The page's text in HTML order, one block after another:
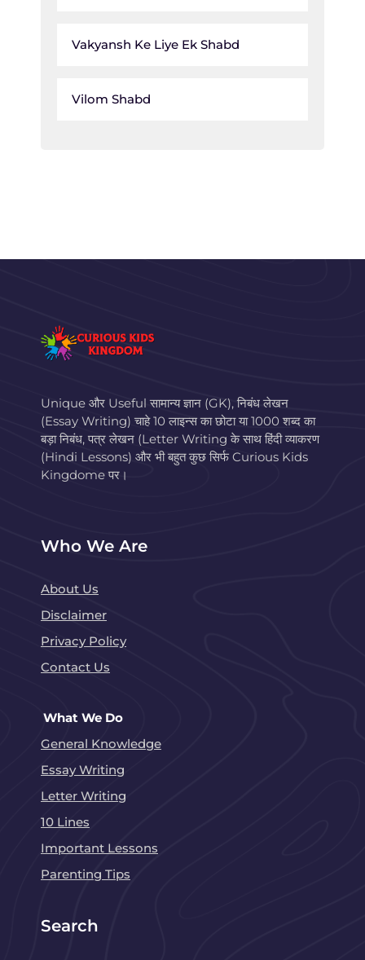
Vakyansh Ke Liye Ek Shabd
Vilom Shabd
Unique और Useful सामान्य ज्ञान (GK), निबंध लेखन
(Essay Writing) चाहे 10 लाइन्स का छोटा या 1000 शब्द का
बड़ा निबंध, पत्र लेखन (Letter Writing के साथ हिंदी व्याकरण
(Hindi Lessons) और भी बहुत कुछ सिर्फ Curious Kids
Kingdome पर।
Who We Are
About Us
Disclaimer
Privacy Policy
Contact Us
What We Do
General Knowledge
Essay Writing
Letter Writing
10 Lines
Important Lessons
Parenting Tips
Search